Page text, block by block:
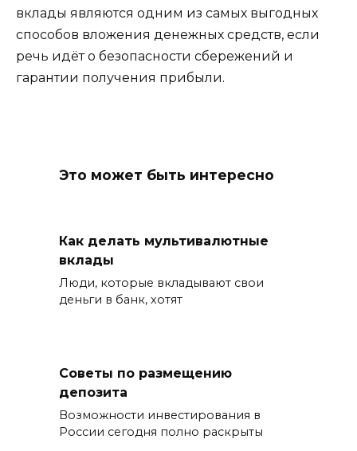
вклады являются одним из самых выгодных
способов вложения денежных средств, если
речь идёт о безопасности сбережений и
гарантии получения прибыли.
Это может быть интересно
Как делать мультивалютные
вклады
Люди, которые вкладывают свои
деньги в банк, хотят
Советы по размещению
депозита
Возможности инвестирования в
России сегодня полно раскрыты